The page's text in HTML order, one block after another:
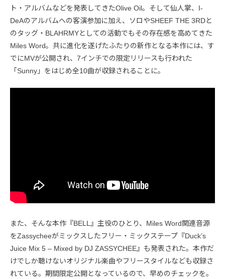
ト・アルバムなどを発表してきたOlive Oil。そして仙人掌、I-
DeAのアルバムへの客演参加に加え、ソロやSHEEF THE 3RDと
のタッグ・BLAHRMYとしての活動でもその存在感を高めてきた
Miles Word。共に進化を遂げたふたりの新作となる本作には、す
でにMVが公開され、7インチでの限定リリースも行われた
「Sunny」をはじめ全10曲が収録されることに。
また、そんな本作『BELL』主役のひとり、Miles Word関連音源
をZassycheeがミックスしたフリー・ミックステープ『Duck’s
Juice Mix 5 – Mixed by DJ ZASSYCHEE』も発表された。本作だ
けでしか聴けないオリジナル楽曲やフリースタイルなども収録さ
れている。期間限定公開となっているので、早めのチェックを。